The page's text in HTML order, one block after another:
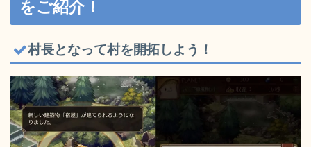
をご紹介！
村長となって村を開拓しよう！